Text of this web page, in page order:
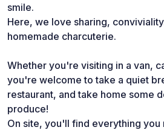
smile.
Here, we love sharing,
homemade charcuterie.
Whether you're visiting in a van,
you're welcome to take a quiet
restaurant, and take home some
produce!
On site, you'll find everything you